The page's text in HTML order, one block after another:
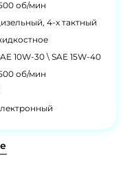
об/мин
4-х тактный
10W-30 \ SAE 15W-40
об/мин